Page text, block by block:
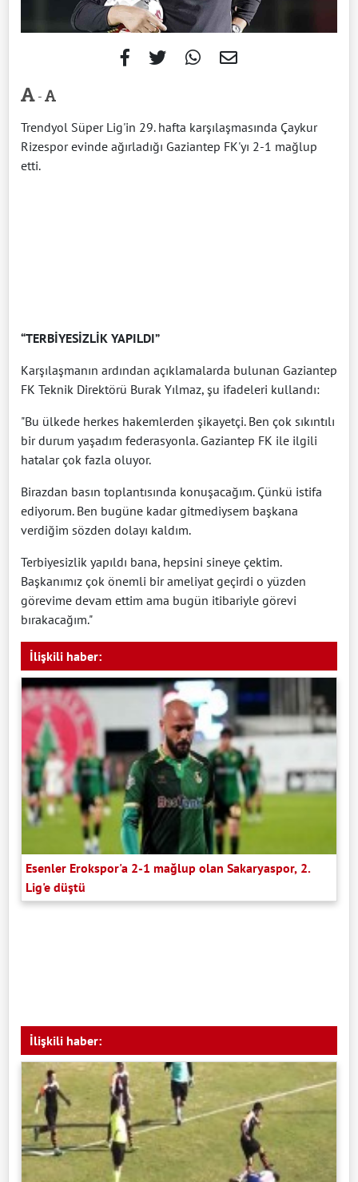
-
Trendyol Süper Lig'in 29. hafta karşılaşmasında Çaykur
Rizespor evinde ağırladığı Gaziantep FK'yı 2-1 mağlup
etti.
“TERBİYESİZLİK YAPILDI”
Karşılaşmanın ardından açıklamalarda bulunan Gaziantep
FK Teknik Direktörü Burak Yılmaz, şu ifadeleri kullandı:
"Bu ülkede herkes hakemlerden şikayetçi. Ben çok sıkıntılı
bir durum yaşadım federasyonla. Gaziantep FK ile ilgili
hatalar çok fazla oluyor.
Birazdan basın toplantısında konuşacağım. Çünkü istifa
ediyorum. Ben bugüne kadar gitmediysem başkana
verdiğim sözden dolayı kaldım.
Terbiyesizlik yapıldı bana, hepsini sineye çektim.
Başkanımız çok önemli bir ameliyat geçirdi o yüzden
görevime devam ettim ama bugün itibariyle görevi
bırakacağım."
İlişkili haber:
Esenler Erokspor'a 2-1 mağlup olan Sakaryaspor, 2.
Lig'e düştü
İlişkili haber: